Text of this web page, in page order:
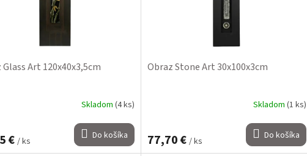
Art 120x40x3,5cm
Skladom (4 ks)
€ / ks Do košíka
Obraz Stone Art 30x100x3cm
Skladom (1 ks)
77,70 € / ks Do košíka